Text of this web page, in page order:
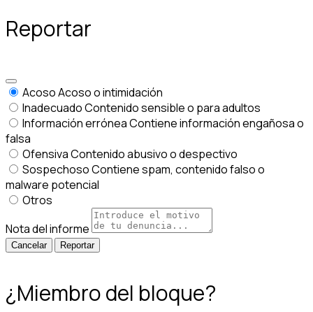
Reportar
AcosoAcoso o intimidación
InadecuadoContenido sensible o para adultos
Información erróneaContiene información engañosa o
falsa
OfensivaContenido abusivo o despectivo
SospechosoContiene spam, contenido falso o
malware potencial
Otros
Nota del informe
Reportar
¿Miembro del bloque?